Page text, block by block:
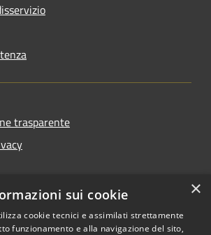
trasparente
accessibilità
×
sui cookie
cookie tecnici e assimilati strettamente
funzionamento e alla navigazione del sito,